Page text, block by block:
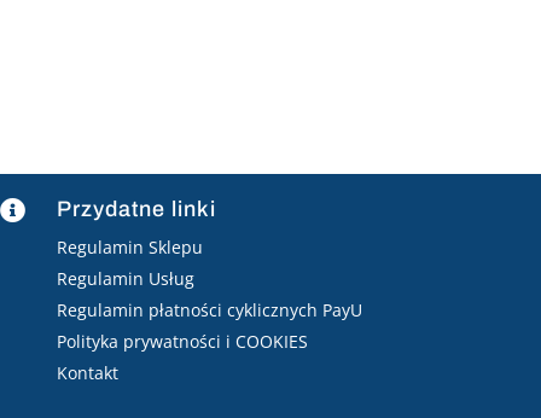
 Przydatne linki
Regulamin Sklepu
Regulamin Usług
Regulamin płatności cyklicznych PayU
Polityka prywatności i COOKIES
Kontakt